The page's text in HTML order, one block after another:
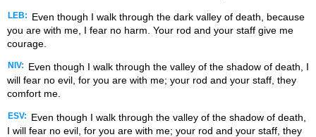
LEB:
Even though I walk through the dark valley of death, because
you are with me, I fear no harm. Your rod and your staff give me
courage.
NIV:
Even though I walk through the valley of the shadow of death, I
will fear no evil, for you are with me; your rod and your staff, they
comfort me.
ESV:
Even though I walk through the valley of the shadow of death,
I will fear no evil, for you are with me; your rod and your staff, they